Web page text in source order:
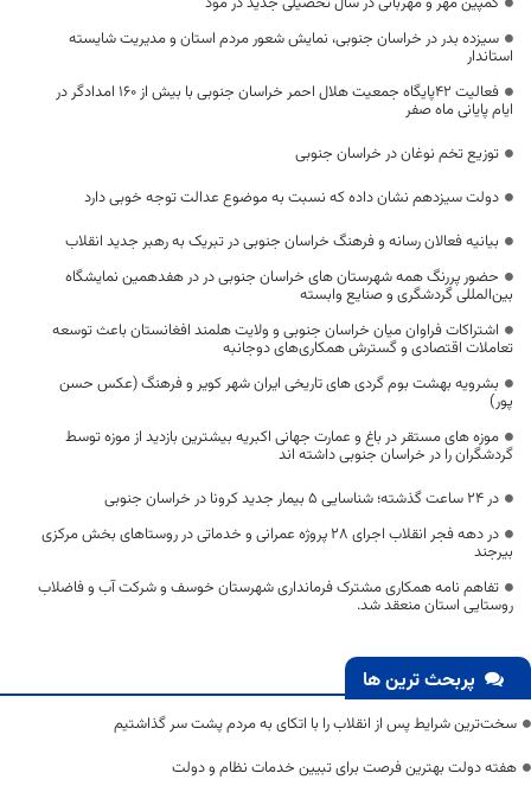
سیزده بدر در خراسان جنوبی، نمایش شعور مردم استان و مدیریت شایسته
استاندار
فعالیت 42پایگاه جمعیت هلال احمر خراسان جنوبی با بیش از 160 امدادگر در
ایام پایانی ماه صفر
توزیع تخم نوغان در خراسان جنوبی
دولت سیزدهم نشان داده که نسبت به موضوع عدالت توجه خوبی دارد
بیانیه‌ فعالان رسانه و فرهنگ خراسان جنوبی در تبریک به رهبر جدید انقلاب
حضور پررنگ همه شهرستان های خراسان جنوبی در در هفدهمین نمایشگاه
بین‌المللی گردشگری و صنایع وابسته
اشتراکات فراوان میان خراسان جنوبی و ولایت هلمند افغانستان باعث توسعه
تعاملات اقتصادی و گسترش همکاری‌های دوجانبه
بشرویه بهشت بوم گردی های تاریخی ایران شهر کویر و فرهنگ (عکس حسن
پور)
موزه های مستقر در باغ و عمارت جهانی اکبریه بیشترین بازدید از موزه توسط
گردشگران را در خراسان جنوبی داشته اند
در 24 ساعت گذشته؛ شناسایی 5 بیمار جدید کرونا در خراسان جنوبی
در دهه فجر انقلاب اجرای ۲۸ پروژه عمرانی و خدماتی در روستاهای بخش مرکزی
بیرجند
تفاهم نامه همکاری مشترک فرمانداری شهرستان خوسف و شرکت آب و فاضلاب
روستایی استان منعقد شد.
پربحث ترین ها
سخت‌ترین شرایط پس از انقلاب را با اتکای به مردم پشت سر گذاشتیم
هفته دولت بهترین فرصت برای تبیین خدمات نظام و دولت